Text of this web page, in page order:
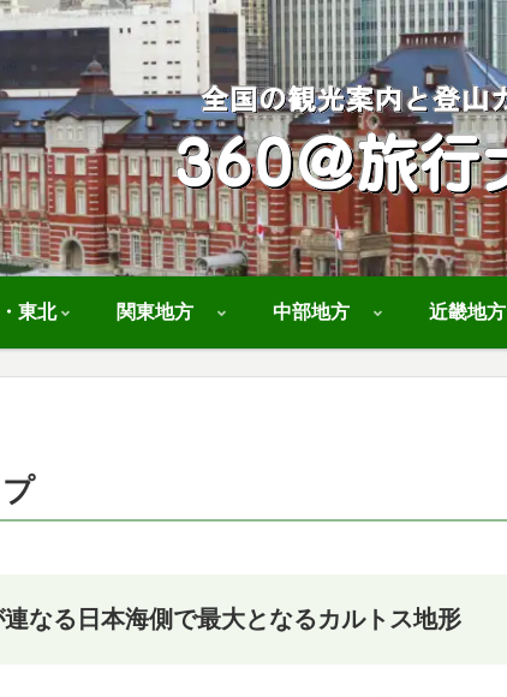
東北 関東地方 中部地方 近畿地方
なる日本海側で最大となるカルトス地形